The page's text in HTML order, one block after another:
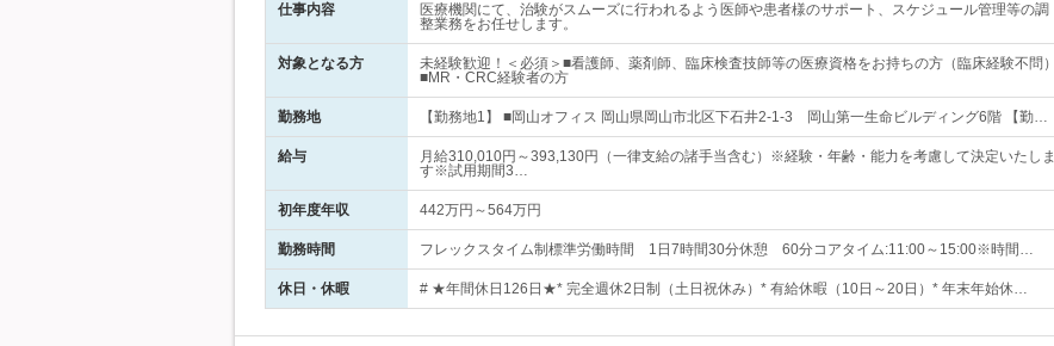
仕事内容
医療機関にて、治験がスムーズに行われるよう医師や患者様のサポート、スケジュール管理等の調
整業務をお任せします。
対象となる方
未経験歓迎！＜必須＞■看護師、薬剤師、臨床検査技師等の医療資格をお持ちの方（臨床経験不問）
■MR・CRC経験者の方
勤務地 【勤務地1】 ■岡山オフィス 岡山県岡山市北区下石井2-1-3 岡山第一生命ビルディング6階 【勤…
給与
月給310,010円～393,130円（一律支給の諸手当含む）※経験・年齢・能力を考慮して決定いたしま
す※試用期間3…
初年度年収 442万円～564万円
勤務時間 フレックスタイム制標準労働時間 1日7時間30分休憩 60分コアタイム:11:00～15:00※時間…
休日・休暇 # ★年間休日126日★* 完全週休2日制（土日祝休み）* 有給休暇（10日～20日）* 年末年始休…